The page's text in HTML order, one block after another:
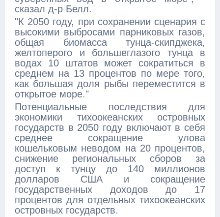
сказал д-р Белл.
"К 2050 году, при сохранении сценария с
высокими выбросами парниковых газов,
общая биомасса тунца-скипджека,
желтоперого и большеглазого тунца в
водах 10 штатов может сократиться в
среднем на 13 процентов по мере того,
как большая доля рыбы переместится в
открытое море."
Потенциальные последствия для
экономики тихоокеанских островных
государств в 2050 году включают в себя
среднее сокращение улова
кошельковым неводом на 20 процентов,
снижение региональных сборов за
доступ к тунцу до 140 миллионов
долларов США и сокращение
государственных доходов до 17
процентов для отдельных тихоокеанских
островных государств.